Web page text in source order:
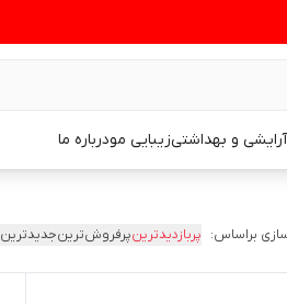
آرایشی و بهداشتیزیبایی مودرباره ما
براساس: پربازدیدترینپرفروش‌ترینجدیدترین